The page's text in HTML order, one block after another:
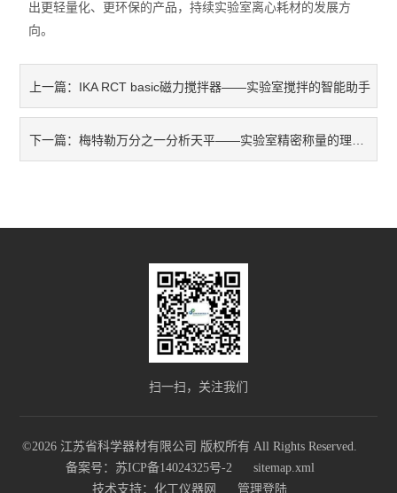
出更轻量化、更环保的产品，持续实验室离心耗材的发展方
向。
上一篇： ​​IKA RCT basic磁力搅拌器——实验室搅拌的智能助手​
下一篇：​​梅特勒万分之一分析天平——实验室精密称量的理想伙伴​
扫一扫，关注我们
©2026 江苏省科学器材有限公司 版权所有 All Rights Reserved.
备案号：苏ICP备14024325号-2
sitemap.xml
技术支持： 化工仪器网 管理登陆